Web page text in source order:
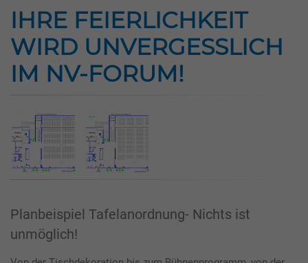
IHRE FEIERLICHKEIT
WIRD UNVERGESSLICH
IM NV-FORUM!
Planbeispiel Tafelanordnung- Nichts ist
unmöglich!